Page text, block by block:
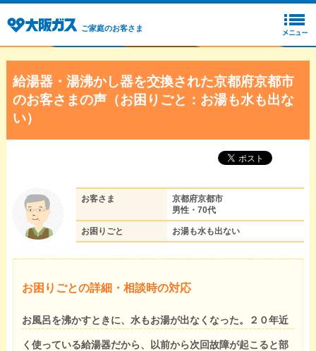
ご家庭のお客さま
給湯器・湯沸かし器を交換された京都府京都市
のお客さまの声（お困りごと：お湯も水も出な
い）
お客さま
京都府京都市
男性・70代
お困りごと お湯も水も出ない
お困りごとの詳細・相談時の対応
お風呂を沸かすときに、水もお湯が出なくなった。２０年近
く使っている給湯器だから、以前から次回故障が起こると部